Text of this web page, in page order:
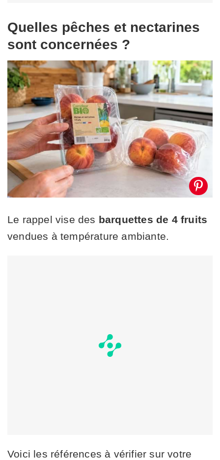
Quelles pêches et nectarines
sont concernées ?
Le rappel vise des barquettes de 4 fruits
vendues à température ambiante.
Voici les références à vérifier sur votre